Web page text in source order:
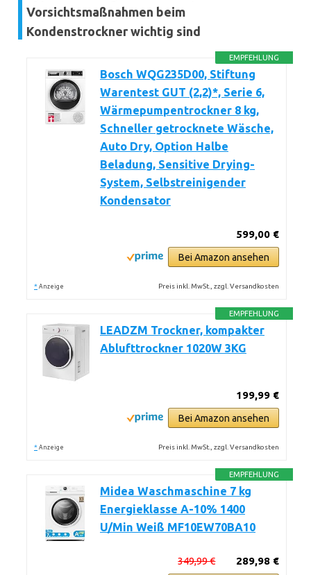
Vorsichtsmaßnahmen beim
Kondenstrockner wichtig sind
EMPFEHLUNG
Bosch WQG235D00, Stiftung
Warentest GUT (2,2)*, Serie 6,
Wärmepumpentrockner 8 kg,
Schneller getrocknete Wäsche,
Auto Dry, Option Halbe
Beladung, Sensitive Drying-
System, Selbstreinigender
Kondensator
599,00 €
Bei Amazon ansehen
* Anzeige Preis inkl. MwSt., zzgl. Versandkosten
EMPFEHLUNG
LEADZM Trockner, kompakter
Ablufttrockner 1020W 3KG
199,99 €
Bei Amazon ansehen
* Anzeige Preis inkl. MwSt., zzgl. Versandkosten
EMPFEHLUNG
Midea Waschmaschine 7 kg
Energieklasse A-10% 1400
U/Min Weiß MF10EW70BA10
289,98 €
349,99 €